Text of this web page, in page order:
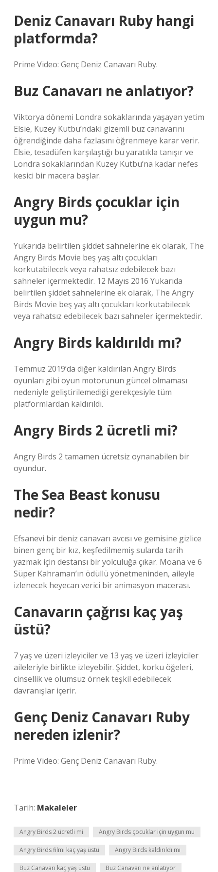
Deniz Canavarı Ruby hangi
platformda?
Prime Video: Genç Deniz Canavarı Ruby.
Buz Canavarı ne anlatıyor?
Viktorya dönemi Londra sokaklarında yaşayan yetim
Elsie, Kuzey Kutbu’ndaki gizemli buz canavarını
öğrendiğinde daha fazlasını öğrenmeye karar verir.
Elsie, tesadüfen karşılaştığı bu yaratıkla tanışır ve
Londra sokaklarından Kuzey Kutbu’na kadar nefes
kesici bir macera başlar.
Angry Birds çocuklar için
uygun mu?
Yukarıda belirtilen şiddet sahnelerine ek olarak, The
Angry Birds Movie beş yaş altı çocukları
korkutabilecek veya rahatsız edebilecek bazı
sahneler içermektedir. 12 Mayıs 2016 Yukarıda
belirtilen şiddet sahnelerine ek olarak, The Angry
Birds Movie beş yaş altı çocukları korkutabilecek
veya rahatsız edebilecek bazı sahneler içermektedir.
Angry Birds kaldırıldı mı?
Temmuz 2019’da diğer kaldırılan Angry Birds
oyunları gibi oyun motorunun güncel olmaması
nedeniyle geliştirilemediği gerekçesiyle tüm
platformlardan kaldırıldı.
Angry Birds 2 ücretli mi?
Angry Birds 2 tamamen ücretsiz oynanabilen bir
oyundur.
The Sea Beast konusu
nedir?
Efsanevi bir deniz canavarı avcısı ve gemisine gizlice
binen genç bir kız, keşfedilmemiş sularda tarih
yazmak için destansı bir yolculuğa çıkar. Moana ve 6
Süper Kahraman’ın ödüllü yönetmeninden, aileyle
izlenecek heyecan verici bir animasyon macerası.
Canavarın çağrısı kaç yaş
üstü?
7 yaş ve üzeri izleyiciler ve 13 yaş ve üzeri izleyiciler
aileleriyle birlikte izleyebilir. Şiddet, korku öğeleri,
cinsellik ve olumsuz örnek teşkil edebilecek
davranışlar içerir.
Genç Deniz Canavarı Ruby
nereden izlenir?
Prime Video: Genç Deniz Canavarı Ruby.
Tarih: Makaleler
Angry Birds 2 ücretli mi Angry Birds çocuklar için uygun mu
Angry Birds filmi kaç yaş üstü Angry Birds kaldırıldı mı
Buz Canavarı kaç yaş üstü Buz Canavarı ne anlatıyor